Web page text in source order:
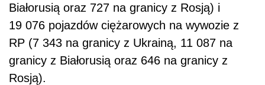
Białorusią oraz 727 na granicy z Rosją) i
19 076 pojazdów ciężarowych na wywozie z
RP (7 343 na granicy z Ukrainą, 11 087 na
granicy z Białorusią oraz 646 na granicy z
Rosją).